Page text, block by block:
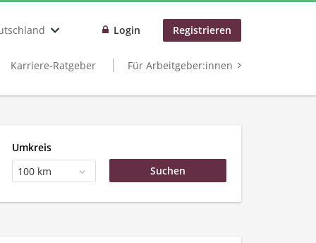
Login Registrieren
Karriere-Ratgeber Für Arbeitgeber:innen
Umkreis
100 km